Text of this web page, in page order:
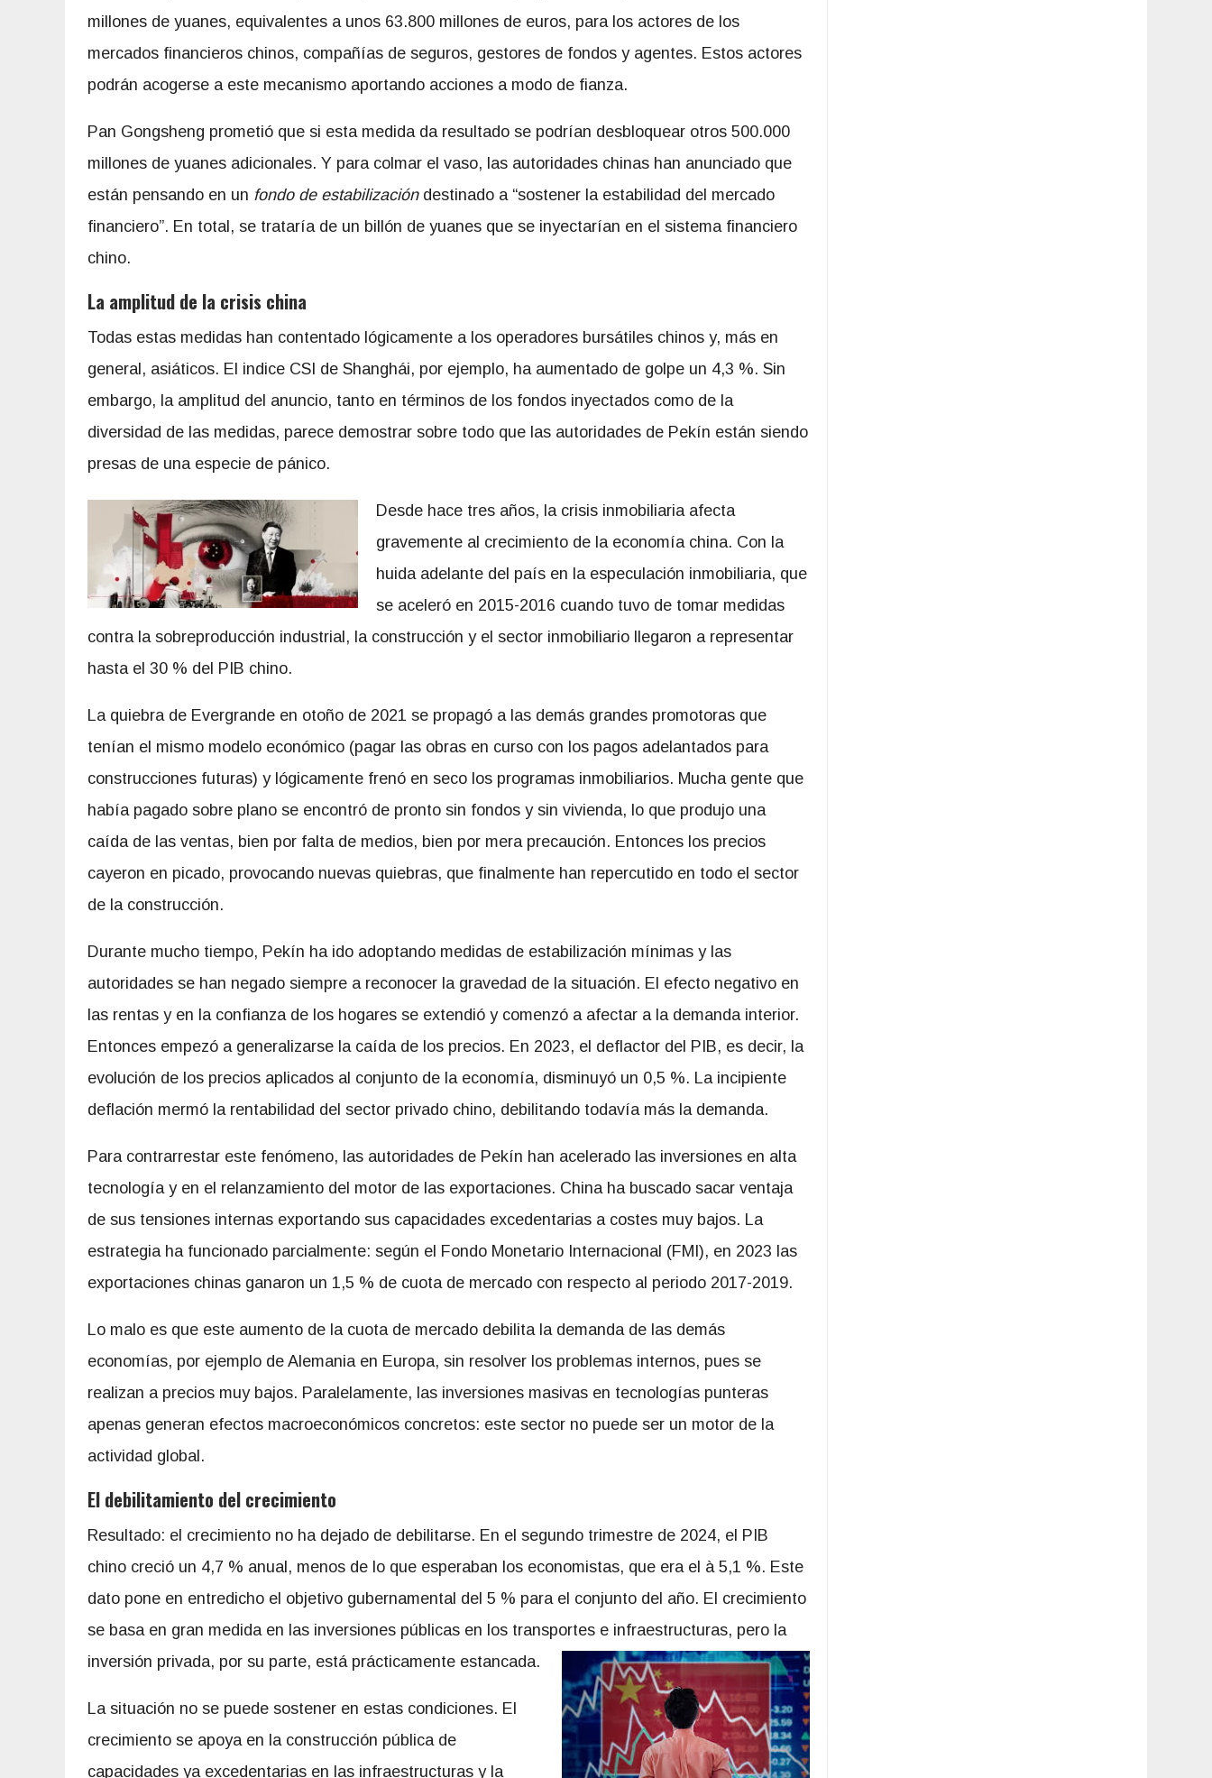
millones de yuanes, equivalentes a unos 63.800 millones de euros, para los actores de los
mercados financieros chinos, compañías de seguros, gestores de fondos y agentes. Estos actores
podrán acogerse a este mecanismo aportando acciones a modo de fianza.
Pan Gongsheng prometió que si esta medida da resultado se podrían desbloquear otros 500.000
millones de yuanes adicionales. Y para colmar el vaso, las autoridades chinas han anunciado que
están pensando en un fondo de estabilizacióndestinado a “sostener la estabilidad del mercado
financiero”. En total, se trataría de un billón de yuanes que se inyectarían en el sistema financiero
chino.
La amplitud de la crisis china
Todas estas medidas han contentado lógicamente a los operadores bursátiles chinos y, más en
general, asiáticos. El indice CSI de Shanghái, por ejemplo, ha aumentado de golpe un 4,3 %. Sin
embargo, la amplitud del anuncio, tanto en términos de los fondos inyectados como de la
diversidad de las medidas, parece demostrar sobre todo que las autoridades de Pekín están siendo
presas de una especie de pánico.
Desde hace tres años, la crisis inmobiliaria afecta
gravemente al crecimiento de la economía china. Con la
huida adelante del país en la especulación inmobiliaria, que
se aceleró en 2015-2016 cuando tuvo de tomar medidas
contra la sobreproducción industrial, la construcción y el sector inmobiliario llegaron a representar
hasta el 30 % del PIB chino.
La quiebra de Evergrande en otoño de 2021 se propagó a las demás grandes promotoras que
tenían el mismo modelo económico (pagar las obras en curso con los pagos adelantados para
construcciones futuras) y lógicamente frenó en seco los programas inmobiliarios. Mucha gente que
había pagado sobre plano se encontró de pronto sin fondos y sin vivienda, lo que produjo una
caída de las ventas, bien por falta de medios, bien por mera precaución. Entonces los precios
cayeron en picado, provocando nuevas quiebras, que finalmente han repercutido en todo el sector
de la construcción.
Durante mucho tiempo, Pekín ha ido adoptando medidas de estabilización mínimas y las
autoridades se han negado siempre a reconocer la gravedad de la situación. El efecto negativo en
las rentas y en la confianza de los hogares se extendió y comenzó a afectar a la demanda interior.
Entonces empezó a generalizarse la caída de los precios. En 2023, el deflactor del PIB, es decir, la
evolución de los precios aplicados al conjunto de la economía, disminuyó un 0,5 %. La incipiente
deflación mermó la rentabilidad del sector privado chino, debilitando todavía más la demanda.
Para contrarrestar este fenómeno, las autoridades de Pekín han acelerado las inversiones en alta
tecnología y en el relanzamiento del motor de las exportaciones. China ha buscado sacar ventaja
de sus tensiones internas exportando sus capacidades excedentarias a costes muy bajos. La
estrategia ha funcionado parcialmente: según el Fondo Monetario Internacional (FMI), en 2023 las
exportaciones chinas ganaron un 1,5 % de cuota de mercado con respecto al periodo 2017-2019.
Lo malo es que este aumento de la cuota de mercado debilita la demanda de las demás
economías, por ejemplo de Alemania en Europa, sin resolver los problemas internos, pues se
realizan a precios muy bajos. Paralelamente, las inversiones masivas en tecnologías punteras
apenas generan efectos macroeconómicos concretos: este sector no puede ser un motor de la
actividad global.
El debilitamiento del crecimiento
Resultado: el crecimiento no ha dejado de debilitarse. En el segundo trimestre de 2024, el PIB
chino creció un 4,7 % anual, menos de lo que esperaban los economistas, que era el à 5,1 %. Este
dato pone en entredicho el objetivo gubernamental del 5 % para el conjunto del año. El crecimiento
se basa en gran medida en las inversiones públicas en los transportes e infraestructuras, pero la
inversión privada, por su parte, está prácticamente estancada.
La situación no se puede sostener en estas condiciones. El
crecimiento se apoya en la construcción pública de
capacidades ya excedentarias en las infraestructuras y la